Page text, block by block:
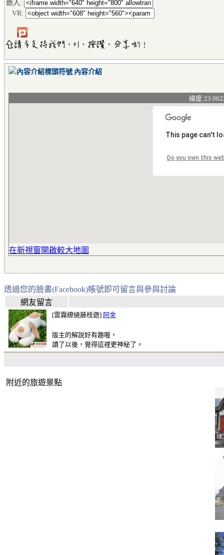
嵌入:
VR:
內容介紹
緯度
This page can't
Do you own this
在新視窗開啟較大地圖
透過您的臉書(Facebook)帳號即可留言與參與討論
網友留言
[雲霧繚繞藤枝遊] 阿金
版主的解說好有趣喔，
讀了以後，覺得這裡更神秘了。
附近的旅遊景點